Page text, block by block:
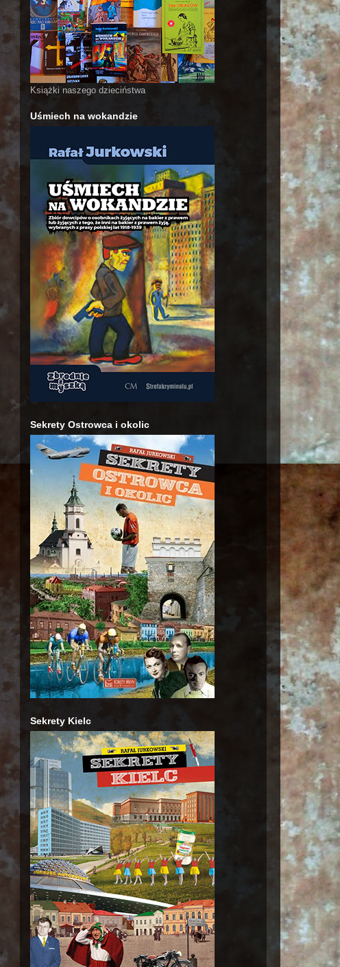
Książki naszego dzieciństwa
Uśmiech na wokandzie
Sekrety Ostrowca i okolic
Sekrety Kielc